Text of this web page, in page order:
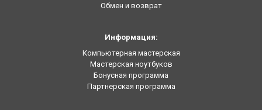
Обмен и возврат
Информация:
Компьютерная мастерская
Мастерская ноутбуков
Бонусная программа
Партнерская программа